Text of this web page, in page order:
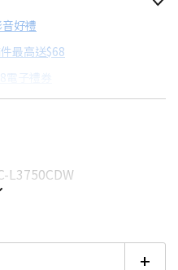
配合銀行/業者
好禮
最高送$68
電子禮券
卡滿額最高回饋25%
L3750CDW
+